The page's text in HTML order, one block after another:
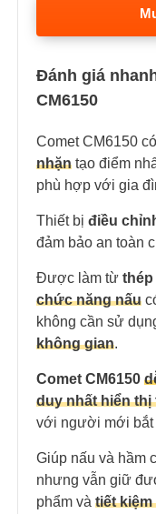
Đánh giá
CM6150
Comet CM6150 có
nhặn tạo điểm
phù hợp với gia
Thiết bị điều
đảm bảo an toàn
Được làm từ thép
chức năng nấu
không cần sử
không gian.
Comet CM6150
duy nhất hiển thị
với người mới bắt
Giúp nấu và hầm
nhưng vẫn giữ
phẩm và tiết kiệm